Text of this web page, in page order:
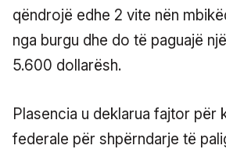
qëndrojë edhe 2 vite nën
nga burgu dhe do të paguajë
5.600 dollarësh.
Plasencia u deklarua fajtor për
federale për shpërndarje të